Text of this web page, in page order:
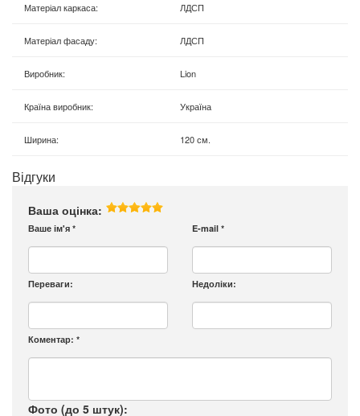
Матеріал каркаса: ЛДСП
Матеріал фасаду: ЛДСП
Виробник: Lion
Країна виробник: Україна
Ширина: 120 см.
Відгуки
Ваша оцінка:
Ваше ім'я * E-mail *
Переваги: Недоліки:
Коментар: *
Фото (до 5 штук):